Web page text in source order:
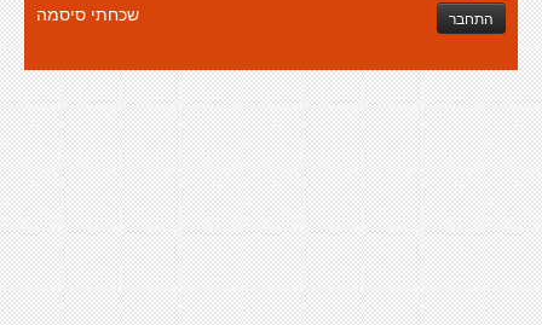
התחבר שכחתי סיסמה